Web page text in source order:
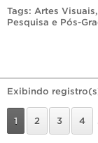
Tags: Artes Visuais,
Pesquisa e Pós-
Exibindo
1 2 3 4